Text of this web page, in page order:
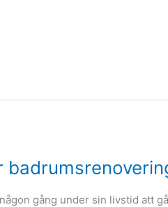
gång under sin livstid att